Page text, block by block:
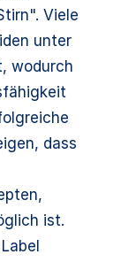
Viele
unter
wodurch
dass
ist.